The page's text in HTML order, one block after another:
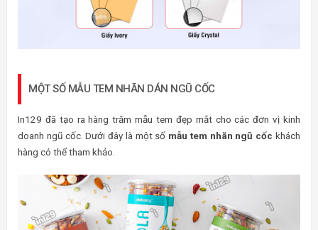
MỘT SỐ MẪU TEM NHÃN DÁN NGŨ CỐC
In129 đã tạo ra hàng trăm mẫu tem đẹp mắt cho các đơn vị kinh
doanh ngũ cốc. Dưới đây là một số mẫu tem nhãn ngũ cốc khách
hàng có thể tham khảo.